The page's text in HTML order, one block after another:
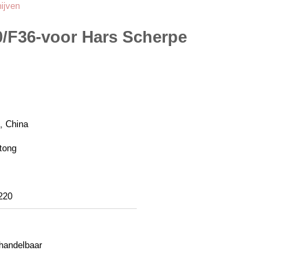
voor Hars Scherpe
China